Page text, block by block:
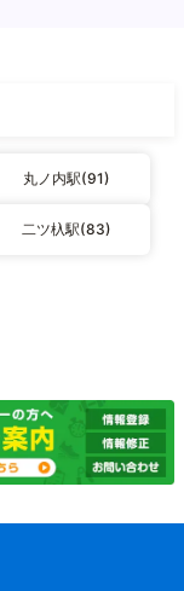
丸ノ内駅(91)
二ツ杁駅(83)